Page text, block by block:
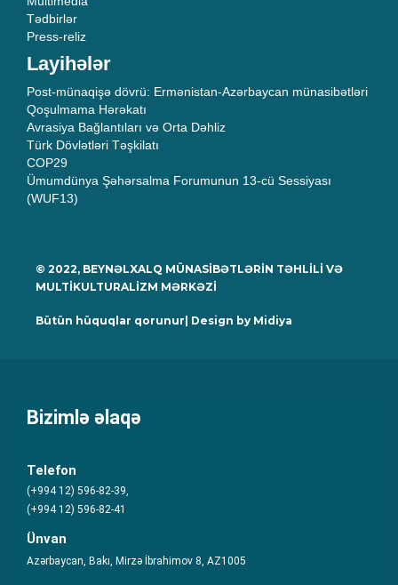
Tədbirlər
Press-reliz
Layihələr
Post-münaqişə dövrü: Ermənistan-Azərbaycan münasibətləri
Qoşulmama Hərəkatı
Avrasiya Bağlantıları və Orta Dəhliz
Türk Dövlətləri Təşkilatı
COP29
Ümumdünya Şəhərsalma Forumunun 13-cü Sessiyası
(WUF13)
© 2022, BEYNƏLXALQ MÜNASİBƏTLƏRİN TƏHLİLİ VƏ
MULTİKULTURALİZM MƏRKƏZİ
Bütün hüquqlar qorunur| Design by Midiya
Bizimlə əlaqə
Telefon
(+994 12) 596-82-39,
(+994 12) 596-82-41
Ünvan
Azərbaycan, Bakı, Mirzə İbrahimov 8, AZ1005